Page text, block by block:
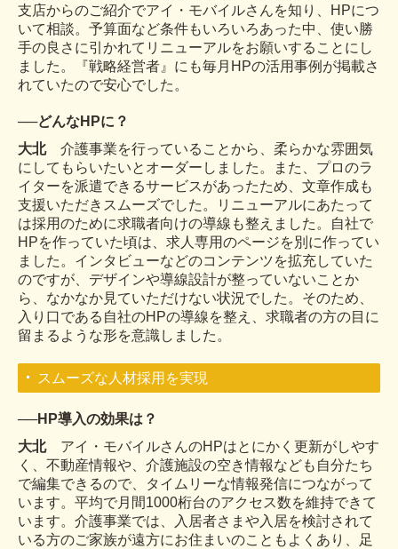
支店からのご紹介でアイ・モバイルさんを知り、HPにつ
いて相談。予算面など条件もいろいろあった中、使い勝
手の良さに引かれてリニューアルをお願いすることにし
ました。『戦略経営者』にも毎月HPの活用事例が掲載さ
れていたので安心でした。
──どんなHPに？
大北介護事業を行っていることから、柔らかな雰囲気
にしてもらいたいとオーダーしました。また、プロのラ
イターを派遣できるサービスがあったため、文章作成も
支援いただきスムーズでした。リニューアルにあたって
は採用のために求職者向けの導線も整えました。自社で
HPを作っていた頃は、求人専用のページを別に作ってい
ました。インタビューなどのコンテンツを拡充していた
のですが、デザインや導線設計が整っていないことか
ら、なかなか見ていただけない状況でした。そのため、
入り口である自社のHPの導線を整え、求職者の方の目に
留まるような形を意識しました。
スムーズな人材採用を実現
──HP導入の効果は？
大北アイ・モバイルさんのHPはとにかく更新がしやす
く、不動産情報や、介護施設の空き情報なども自分たち
で編集できるので、タイムリーな情報発信につながって
います。平均で月間1000桁台のアクセス数を維持できて
います。介護事業では、入居者さまや入居を検討されて
いる方のご家族が遠方にお住まいのこともよくあり、足